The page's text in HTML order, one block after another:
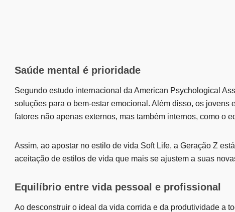
Saúde mental é prioridade
Segundo estudo internacional da American Psychological
soluções para o bem-estar emocional. Além disso, os jovens
fatores não apenas externos, mas também internos, como o
Assim, ao apostar no estilo de vida Soft Life, a Geração Z
aceitação de estilos de vida que mais se ajustem a suas
Equilíbrio entre vida pessoal e profissional
Ao desconstruir o ideal da vida corrida e da produtividade a